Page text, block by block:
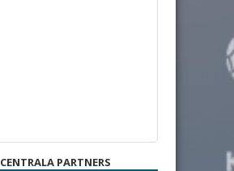
CENTRALA PARTNERS